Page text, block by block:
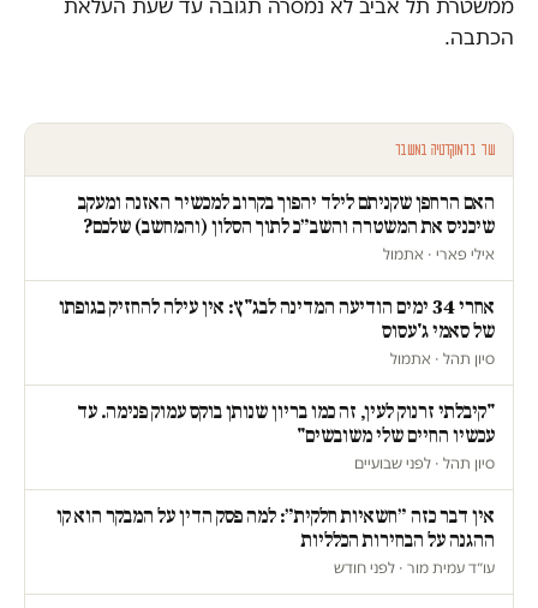
ממשטרת תל אביב לא נמסרה תגובה עד שעת העלאת
הכתבה.
עוד בדמוקרטיה במשבר
האם הרחפן שקניתם לילד יהפוך בקרוב למכשיר האזנה ומעקב
שיכניס את המשטרה והשב״כ לתוך הסלון (והמחשב) שלכם?
אילי פארי · אתמול
אחרי 34 ימים הודיעה המדינה לבג"ץ: אין עילה להחזיק בגופתו
של סאמי ג'עסוס
סיון תהל · אתמול
"קיבלתי זרנוק לעין, זה כמו בריון שנותן בוקס עמוק פנימה. עד
עכשיו החיים שלי משובשים"
סיון תהל · לפני שבועיים
אין דבר כזה ״חשאיות חלקית״: למה פסק הדין על המבקר הוא קו
ההגנה על הבחירות הכלליות
עו״ד עמית מור · לפני חודש